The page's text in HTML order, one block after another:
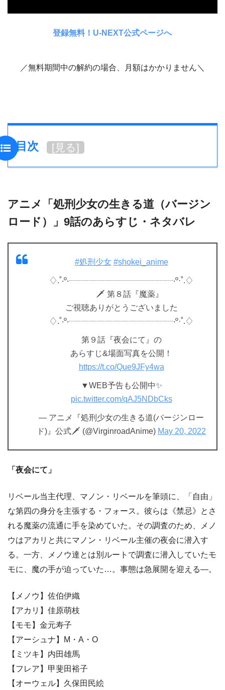
登録無料！U-NEXT公式ページへ
／無料期間中の解約の場合、月額はかかりません＼
目次 [見る]
アニメ「処刑少女の生きる道（バージン
ロード）」9話のあらすじ・ネタバレ
#処刑少女 #shokei_anime
♢.˚‧º‧┈┈┈┈┈┈┈┈┈┈┈┈┈‧º·˚.♢
🗡 第８話『魔薬』
ご視聴ありがとうございました
♢.˚‧º‧┈┈┈┈┈┈┈┈┈┈┈┈┈‧º·˚.♢
第９話『夜会にて』の
あらすじ&場面写真を公開！
https://t.co/Que9JFy4wa
▼WEB予告も公開中✨
pic.twitter.com/qAJ5NDbCks
— アニメ『処刑少女の生きる道(バージンロー
ド)』公式🗡 (@VirginroadAnime) May 20, 2022
「夜会にて」
リベール当主代理、マノン・リベールを筆頭に、「自由」
な第四の身分を主張する・フォース。彼らは《禁忌》とさ
れる魔薬の流通に手を染めていた。その調査のため、メノ
ウはアカリと共にマノン・リベール主催の夜会に潜入す
る。一方、メノウ達とは別ルートで調査に潜入していたモ
モに、魔の手が迫っていた…。事態は急展開を迎える―。
【メノウ】佐伯伊織
【アカリ】佳原萌枝
【モモ】金元寿子
【アーシュナ】M・A・O
【ミツキ】内田雄馬
【フレア】甲斐田裕子
【オーウェル】久保田民絵